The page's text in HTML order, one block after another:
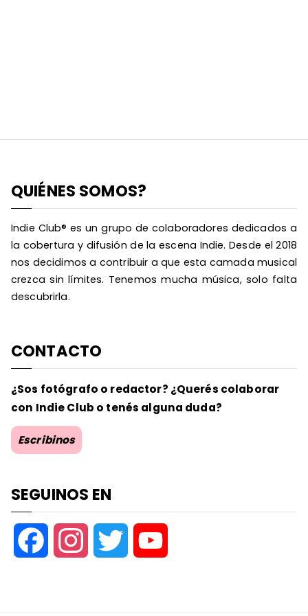
QUIÉNES SOMOS?
Indie Club® es un grupo de colaboradores dedicados a
la cobertura y difusión de la escena Indie. Desde el 2018
nos decidimos a contribuir a que esta camada musical
crezca sin límites. Tenemos mucha música, solo falta
descubrirla.
CONTACTO
¿Sos fotógrafo o redactor? ¿Querés colaborar
con Indie Club o tenés alguna duda?
Escribinos
SEGUINOS EN